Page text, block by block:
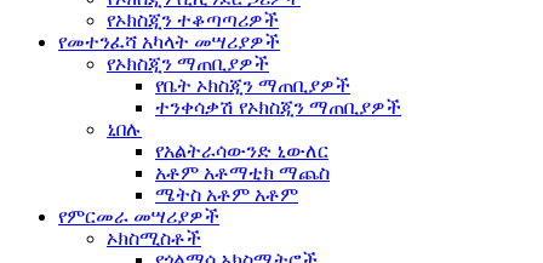
የኦክስጂን ተቆጣጣሪዎች
የመተንፈሻ አካላት መሣሪያዎች
የኦክስጂን ማጠቢያዎች
የቤት ኦክስጂን ማጠቢያዎች
ተንቀሳቃሽ የኦክስጂን ማጠቢያዎች
ኒበሉ
የአልትራሳውንድ ኒውለር
አቶም አቶማቲክ ማጨስ
ሜትስ አቶም አቶም
የምርመራ መሣሪያዎች
ኦክስሚስቶች